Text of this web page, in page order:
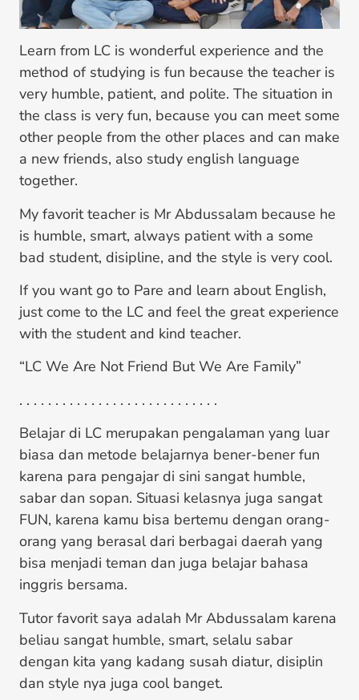
Learn from LC is wonderful experience and the
method of studying is fun because the teacher is
very humble, patient, and polite. The situation in
the class is very fun, because you can meet some
other people from the other places and can make
a new friends, also study english language
together.
My favorit teacher is Mr Abdussalam because he
is humble, smart, always patient with a some
bad student, disipline, and the style is very cool.
If you want go to Pare and learn about English,
just come to the LC and feel the great experience
with the student and kind teacher.
“LC We Are Not Friend But We Are Family”
. . . . . . . . . . . . . . . . . . . . . . . . . . . .
Belajar di LC merupakan pengalaman yang luar
biasa dan metode belajarnya bener-bener fun
karena para pengajar di sini sangat humble,
sabar dan sopan. Situasi kelasnya juga sangat
FUN, karena kamu bisa bertemu dengan orang-
orang yang berasal dari berbagai daerah yang
bisa menjadi teman dan juga belajar bahasa
inggris bersama.
Tutor favorit saya adalah Mr Abdussalam karena
beliau sangat humble, smart, selalu sabar
dengan kita yang kadang susah diatur, disiplin
dan style nya juga cool banget.